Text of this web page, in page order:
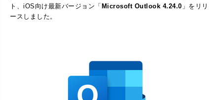
ト、iOS向け最新バージョン「Microsoft Outlook 4.24.0 」をリリ
ースしました。